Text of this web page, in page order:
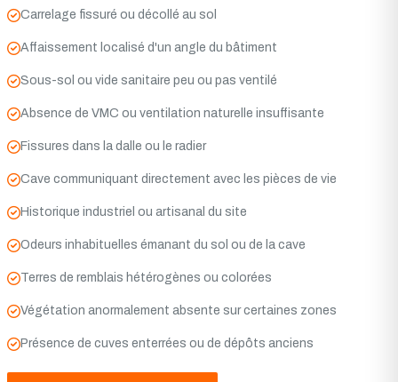
Carrelage fissuré ou décollé au sol
Affaissement localisé d'un angle du bâtiment
Sous-sol ou vide sanitaire peu ou pas ventilé
Absence de VMC ou ventilation naturelle insuffisante
Fissures dans la dalle ou le radier
Cave communiquant directement avec les pièces de vie
Historique industriel ou artisanal du site
Odeurs inhabituelles émanant du sol ou de la cave
Terres de remblais hétérogènes ou colorées
Végétation anormalement absente sur certaines zones
Présence de cuves enterrées ou de dépôts anciens